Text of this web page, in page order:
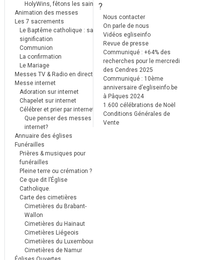
HolyWins, fêtons les saints !
Animation des messes
Les 7 sacrements
Le Baptême catholique : sa
signification
Communion
La confirmation
Le Mariage
Messes TV & Radio en direct
Messe internet
Adoration sur internet
Chapelet sur internet
Célébrer et prier par internet
Que penser des messes
internet?
Annuaire des églises
Funérailles
Prières & musiques pour
funérailles
Pleine terre ou crémation ?
Ce que dit l’Église
Catholique.
Carte des cimetières
Cimetières du Brabant-
Wallon
Cimetières du Hainaut
Cimetières Liégeois
Cimetières du Luxembourg
Cimetières de Namur
?
Nous contacter
On parle de nous
Vidéos egliseinfo
Revue de presse
Communiqué : +64% des
recherches pour le mercredi
des Cendres 2025
Communiqué : 10ème
anniversaire d’egliseinfo.be
à Pâques 2024
1.600 célébrations de Noël
Conditions Générales de
Vente